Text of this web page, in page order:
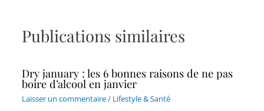
Publications similaires
Dry january : les 6 bonnes raisons de ne pas
boire d’alcool en janvier
Laisser un commentaire/ Lifestyle & Santé